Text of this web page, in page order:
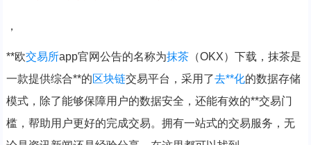
，
**欧交易所app官网公告的名称为抹茶（OKX）下载，抹茶是
一款提供综合**的区块链交易平台，采用了去**化的数据存储
模式，除了能够保障用户的数据安全，还能有效的**交易门
槛，帮助用户更好的完成交易。拥有一站式的交易服务，无